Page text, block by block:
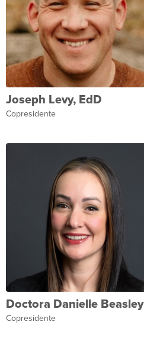
Joseph Levy, EdD
Copresidente
Doctora Danielle Beasley
Copresidente